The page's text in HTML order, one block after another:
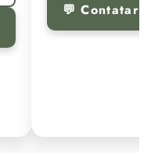
💬 Contatar